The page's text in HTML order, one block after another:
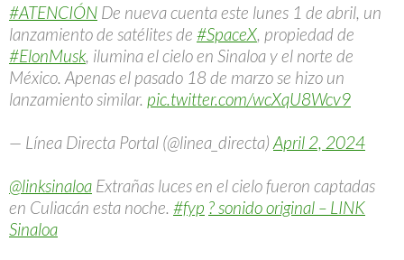
#ATENCIÓN De nueva cuenta este lunes 1 de abril, un
lanzamiento de satélites de #SpaceX, propiedad de
#ElonMusk, ilumina el cielo en Sinaloa y el norte de
México. Apenas el pasado 18 de marzo se hizo un
lanzamiento similar. pic.twitter.com/wcXqU8Wcv9
— Línea Directa Portal (@linea_directa) April 2, 2024
@linksinaloa Extrañas luces en el cielo fueron captadas
en Culiacán esta noche. #fyp ? sonido original – LINK
Sinaloa